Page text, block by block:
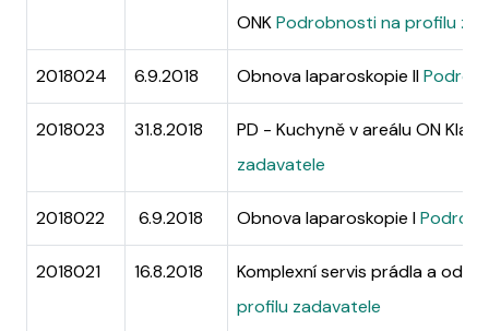
ONKPodrobnosti na profilu
2018024 6.9.2018 Obnova laparoskopie II
2018023 31.8.2018
PD - Kuchyně v areálu ON
zadavatele
2018022 6.9.2018 Obnova laparoskopie I
2018021 16.8.2018
Komplexní servis prádla a
profilu zadavatele